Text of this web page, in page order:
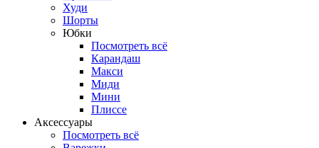
Худи
Шорты
Юбки
Посмотреть всё
Карандаш
Макси
Миди
Мини
Плиссе
Аксессуары
Посмотреть всё